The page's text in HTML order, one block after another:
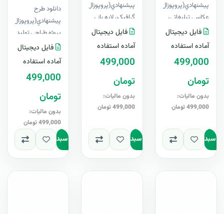
پيشنهادي(پروپوزال)
عکاسی تبلیغاتی،
لایه باز ، قابل
اولین..
فایل دیجیتال
آماده استفاده
499,000
تومان
بدون مالیات:
499,000 تومان
به سبد
پيشنهادي(پروپوزال) موشن
گرافیک، لایه باز ،
قابل ویرایش در
Word+ آپدیت
فایل دیجیتال
آماده استفاده
499,000
تومان
بدون مالیات:
499,000 تومان
افزودن به سبد
دانلود طرح
پيشنهادي(پروپوزال)
پروژه طراحی تولید
و مدیریت محتوا ،
لایه باز ، قابل
آپد..
فایل دیجیتال
آماده استفاده
499,000
تومان
بدون مالیات:
499,000 تومان
افزودن به سبد